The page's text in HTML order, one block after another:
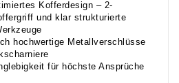
Kofferdesign – 2-
und klar strukturierte
hochwertige Metallverschlüsse
für höchste Ansprüche